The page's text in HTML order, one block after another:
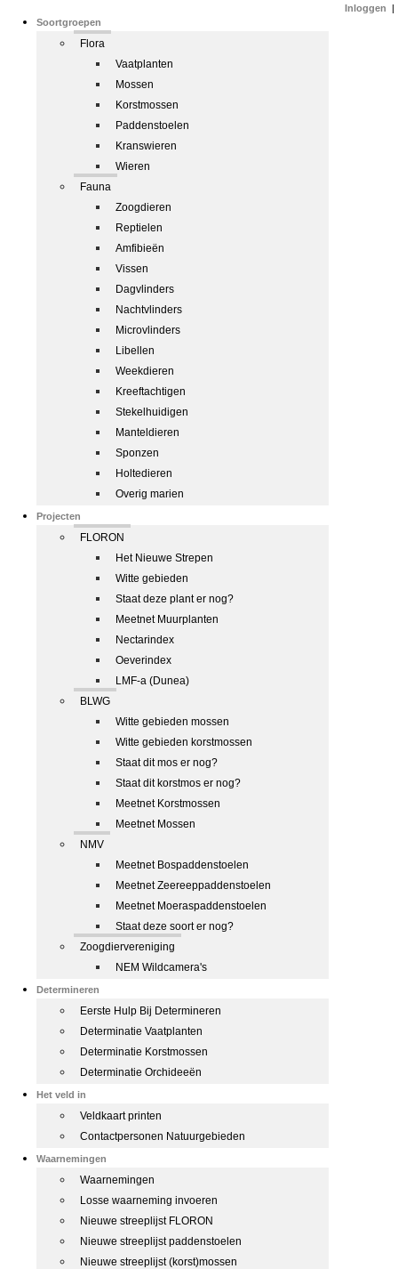
Soortgroepen
Flora
Vaatplanten
Mossen
Korstmossen
Paddenstoelen
Kranswieren
Wieren
Fauna
Zoogdieren
Reptielen
Amfibieën
Vissen
Dagvlinders
Nachtvlinders
Microvlinders
Libellen
Weekdieren
Kreeftachtigen
Stekelhuidigen
Manteldieren
Sponzen
Holtedieren
Overig marien
Projecten
FLORON
Het Nieuwe Strepen
Witte gebieden
Staat deze plant er nog?
Meetnet Muurplanten
Nectarindex
Oeverindex
LMF-a (Dunea)
BLWG
Witte gebieden mossen
Witte gebieden korstmossen
Staat dit mos er nog?
Staat dit korstmos er nog?
Meetnet Korstmossen
Meetnet Mossen
NMV
Meetnet Bospaddenstoelen
Meetnet Zeereeppaddenstoelen
Meetnet Moeraspaddenstoelen
Staat deze soort er nog?
Zoogdiervereniging
NEM Wildcamera's
Determineren
Eerste Hulp Bij Determineren
Determinatie Vaatplanten
Determinatie Korstmossen
Determinatie Orchideeën
Het veld in
Veldkaart printen
Contactpersonen Natuurgebieden
Waarnemingen
Waarnemingen
Losse waarneming invoeren
Nieuwe streeplijst FLORON
Nieuwe streeplijst paddenstoelen
Nieuwe streeplijst (korst)mossen
Inloggen |